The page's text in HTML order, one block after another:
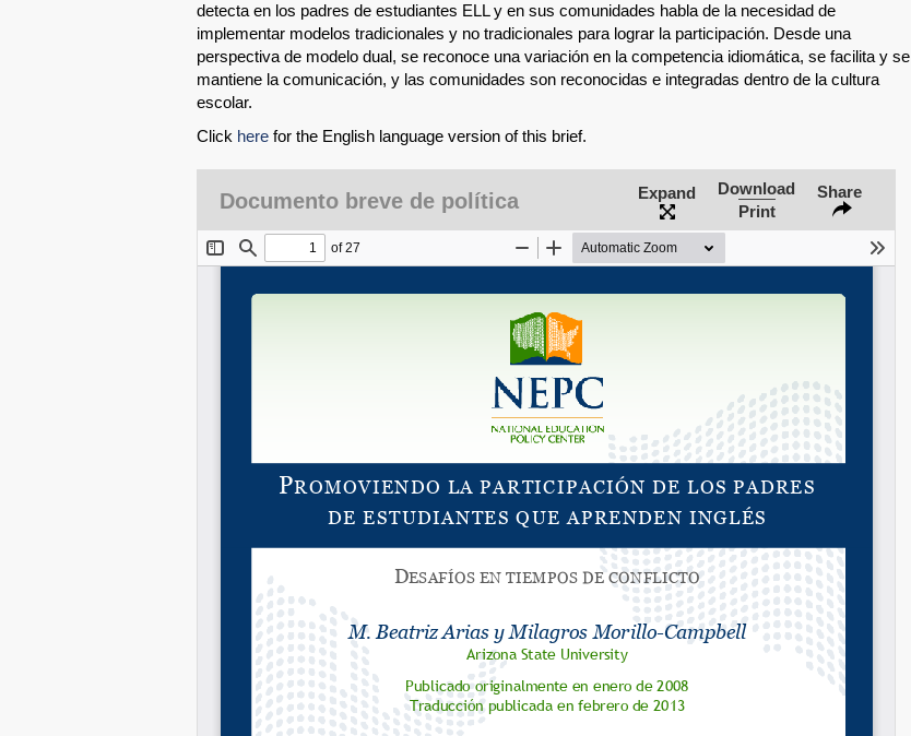
SHARE
Share on Bluesky
detecta en los padres de estudiantes ELL y en sus comunidades habla de la necesidad de
implementar modelos tradicionales y no tradicionales para lograr la participación. Desde una
perspectiva de modelo dual, se reconoce una variación en la competencia idiomática, se facilita y se
mantiene la comunicación, y las comunidades son reconocidas e integradas dentro de la cultura
escolar.
Click here for the English language version of this brief.
Documento breve de política Expand
Download
Print
Share